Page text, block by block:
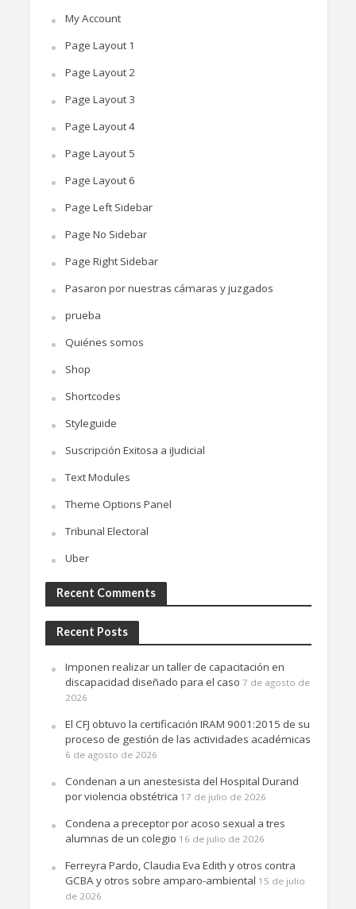
My Account
Page Layout 1
Page Layout 2
Page Layout 3
Page Layout 4
Page Layout 5
Page Layout 6
Page Left Sidebar
Page No Sidebar
Page Right Sidebar
Pasaron por nuestras cámaras y juzgados
prueba
Quiénes somos
Shop
Shortcodes
Styleguide
Suscripción Exitosa a iJudicial
Text Modules
Theme Options Panel
Tribunal Electoral
Uber
Recent Comments
Recent Posts
Imponen realizar un taller de capacitación en
discapacidad diseñado para el caso 7 de agosto de
2026
El CFJ obtuvo la certificación IRAM 9001:2015 de su
proceso de gestión de las actividades académicas
6 de agosto de 2026
Condenan a un anestesista del Hospital Durand
por violencia obstétrica 17 de julio de 2026
Condena a preceptor por acoso sexual a tres
alumnas de un colegio 16 de julio de 2026
Ferreyra Pardo, Claudia Eva Edith y otros contra
GCBA y otros sobre amparo-ambiental 15 de julio
de 2026